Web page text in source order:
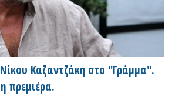
Καζαντζάκη στο "Γράμμα".
πρεμιέρα.